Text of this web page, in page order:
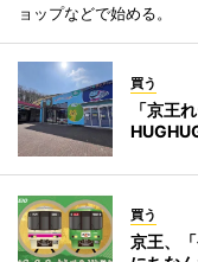
ョップなどで始める。
買う
「京王
買う
京王、